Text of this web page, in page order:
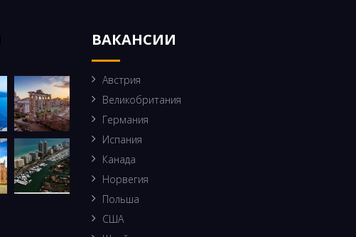
ВАКАНСИИ
Австрия
Великобритания
Германия
Испания
Канада
Норвегия
Польша
США